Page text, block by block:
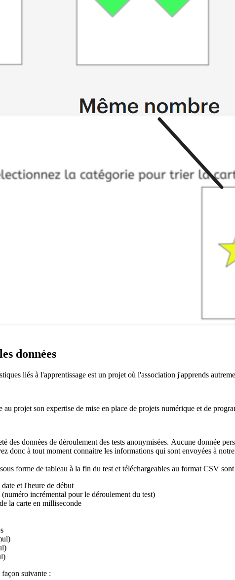
données
liés à l'apprentissage est un projet où l'association j'apprends
projet son expertise de mise en place de projets numérique et de
des données de déroulement des tests anonymisées. Aucune donnée
donc à tout moment connaitre les informations qui sont envoyées à
forme de tableau à la fin du test et téléchargeables au format CSV sont
et l'heure de début
Un identifiant d'avancement du test (numéro incrémental pour le déroulement du test)
la carte en milliseconde
suivante :